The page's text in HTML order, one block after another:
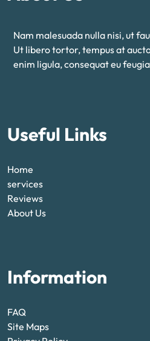
Nam malesuada nulla nisi, ut
Ut libero tortor, tempus at
enim ligula, consequat eu
Useful Links
Home
services
Reviews
About Us
Information
FAQ
Site Maps